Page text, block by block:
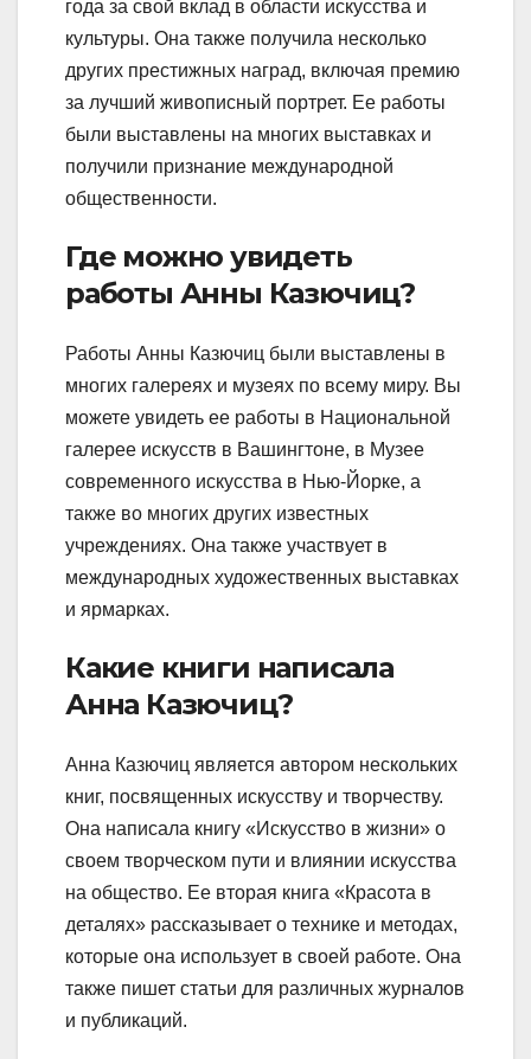
года за свой вклад в области искусства и
культуры. Она также получила несколько
других престижных наград, включая премию
за лучший живописный портрет. Ее работы
были выставлены на многих выставках и
получили признание международной
общественности.
Где можно увидеть
работы Анны Казючиц?
Работы Анны Казючиц были выставлены в
многих галереях и музеях по всему миру. Вы
можете увидеть ее работы в Национальной
галерее искусств в Вашингтоне, в Музее
современного искусства в Нью-Йорке, а
также во многих других известных
учреждениях. Она также участвует в
международных художественных выставках
и ярмарках.
Какие книги написала
Анна Казючиц?
Анна Казючиц является автором нескольких
книг, посвященных искусству и творчеству.
Она написала книгу «Искусство в жизни» о
своем творческом пути и влиянии искусства
на общество. Ее вторая книга «Красота в
деталях» рассказывает о технике и методах,
которые она использует в своей работе. Она
также пишет статьи для различных журналов
и публикаций.